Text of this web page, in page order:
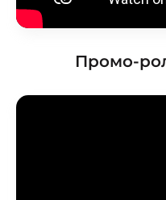
Промо-